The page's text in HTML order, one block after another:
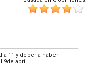
11 y deberia haber
9de abril